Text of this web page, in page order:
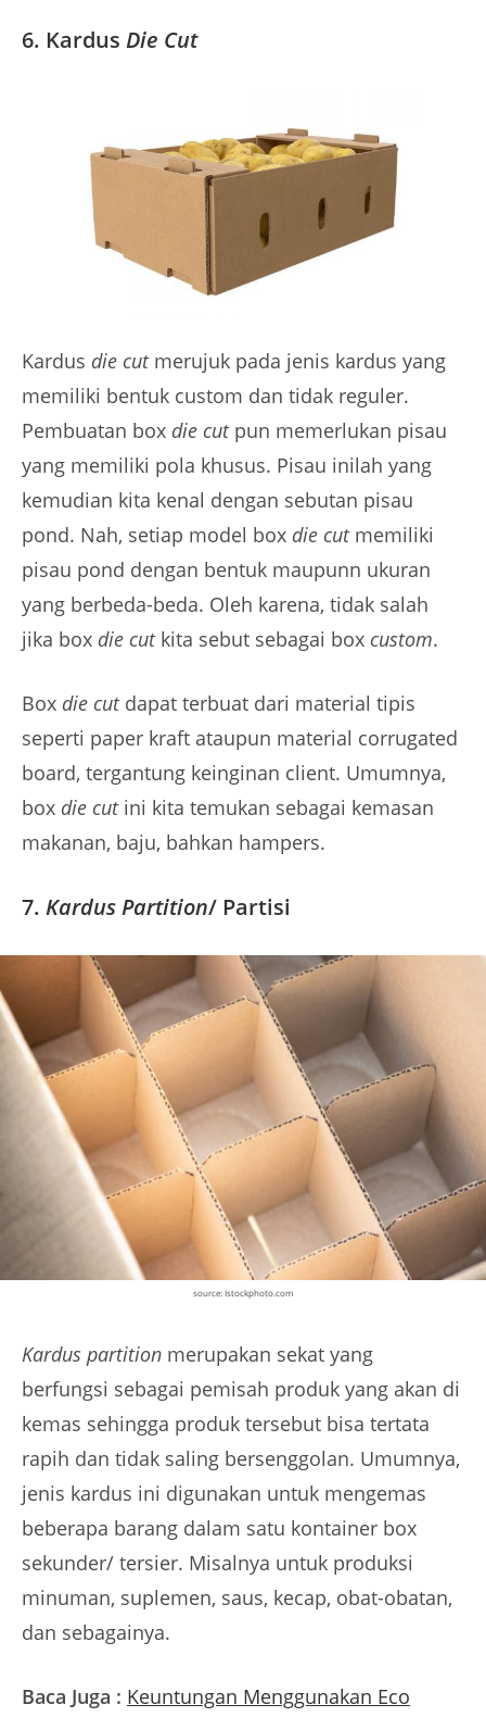
6. Kardus Die Cut
Kardus die cutmerujuk pada jenis kardus yang
memiliki bentuk custom dan tidak reguler.
Pembuatan box die cutpun memerlukan pisau
yang memiliki pola khusus. Pisau inilah yang
kemudian kita kenal dengan sebutan pisau
pond. Nah, setiap model box die cutmemiliki
pisau pond dengan bentuk maupunn ukuran
yang berbeda-beda. Oleh karena, tidak salah
jika box die cut kita sebut sebagai box custom.
Box die cutdapat terbuat dari material tipis
seperti paper kraft ataupun material corrugated
board, tergantung keinginan client. Umumnya,
box die cut ini kita temukan sebagai kemasan
makanan, baju, bahkan hampers.
7. Kardus Partition/ Partisi
source: Istockphoto.com
Kardus partition merupakan sekat yang
berfungsi sebagai pemisah produk yang akan di
kemas sehingga produk tersebut bisa tertata
rapih dan tidak saling bersenggolan. Umumnya,
jenis kardus ini digunakan untuk mengemas
beberapa barang dalam satu kontainer box
sekunder/ tersier. Misalnya untuk produksi
minuman, suplemen, saus, kecap, obat-obatan,
dan sebagainya.
Baca Juga : Keuntungan Menggunakan Eco